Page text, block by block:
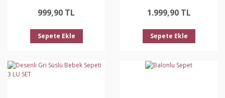
999,90 TL
Sepete Ekle
1.999,90 TL
Sepete Ekle